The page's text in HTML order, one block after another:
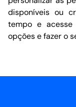
disponíveis ou
tempo e
opções e fazer o